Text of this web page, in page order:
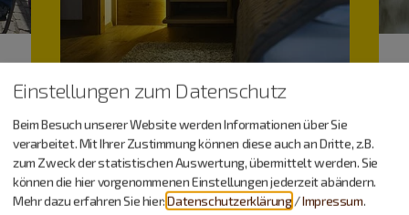
Unterkunft
Einstellungen zum Datenschutz
Beim Besuch unserer Website werden Informationen über Sie
verarbeitet. Mit Ihrer Zustimmung können diese auch an Dritte, z.B.
zum Zweck der statistischen Auswertung, übermittelt werden. Sie
können die hier vorgenommenen Einstellungen jederzeit abändern.
Mehr dazu erfahren Sie hier:Datenschutzerklärung /Impressum.